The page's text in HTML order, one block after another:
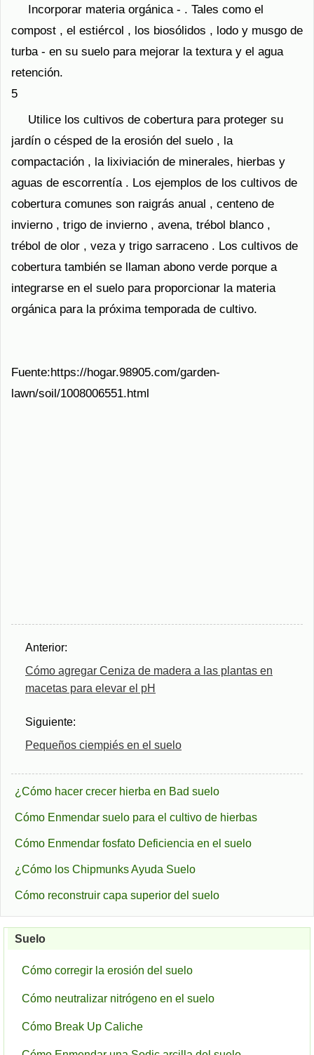
Incorporar materia orgánica - . Tales como el
compost , el estiércol , los biosólidos , lodo y musgo de
turba - en su suelo para mejorar la textura y el agua
retención.
5
Utilice los cultivos de cobertura para proteger su
jardín o césped de la erosión del suelo , la
compactación , la lixiviación de minerales, hierbas y
aguas de escorrentía . Los ejemplos de los cultivos de
cobertura comunes son raigrás anual , centeno de
invierno , trigo de invierno , avena, trébol blanco ,
trébol de olor , veza y trigo sarraceno . Los cultivos de
cobertura también se llaman abono verde porque a
integrarse en el suelo para proporcionar la materia
orgánica para la próxima temporada de cultivo.
Fuente:https://hogar.98905.com/garden-
lawn/soil/1008006551.html
Anterior:
Cómo agregar Ceniza de madera a las plantas en
macetas para elevar el pH
Siguiente:
Pequeños ciempiés en el suelo
¿Cómo hacer crecer hierba en Bad suelo
Cómo Enmendar suelo para el cultivo de hierbas
Cómo Enmendar fosfato Deficiencia en el suelo
¿Cómo los Chipmunks Ayuda Suelo
Cómo reconstruir capa superior del suelo
Suelo
Cómo corregir la erosión del suelo
Cómo neutralizar nitrógeno en el suelo
Cómo Break Up Caliche